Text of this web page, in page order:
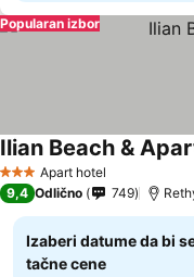
Popularan izbor
3 ZvezdiceApart hotel
Ilian Beach &
9,4 Odlično 749
Izaberi datume da bi
tačne cene